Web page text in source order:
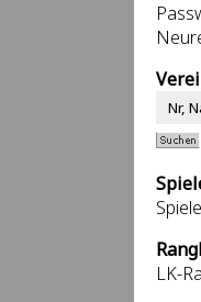
LK-